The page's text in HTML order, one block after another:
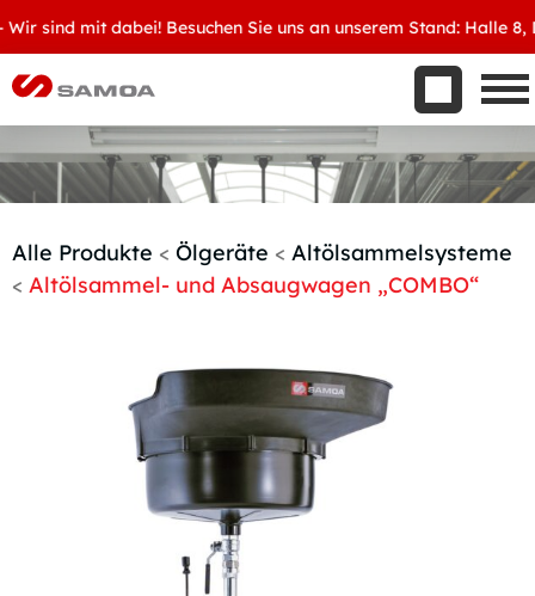
sind mit dabei! Besuchen Sie uns an unserem Stand: Halle 8,
Aktuelles
Kontakt
Handelspartner werden
Alle Produkte < Ölgeräte < Altölsammelsysteme
< Altölsammel- und Absaugwagen „COMBO“